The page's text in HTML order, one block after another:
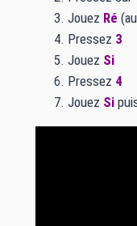
Jouez Ré
Pressez 3
Jouez Si
Pressez 4
Jouez Si